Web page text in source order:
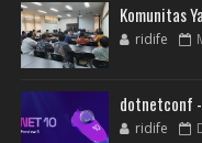
Komunitas
ridife
dotnetconf
ridife